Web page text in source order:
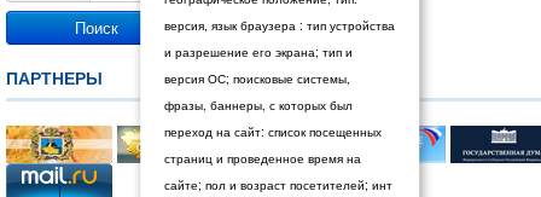
ПАРТНЕРЫ
версия, язык браузера : тип устройства
и разрешение его экрана; тип и
версия ОС; поисковые системы,
фразы, баннеры, с которых был
переход на сайт: список посещенных
страниц и проведенное время на
сайте; пол и возраст посетителей; инт